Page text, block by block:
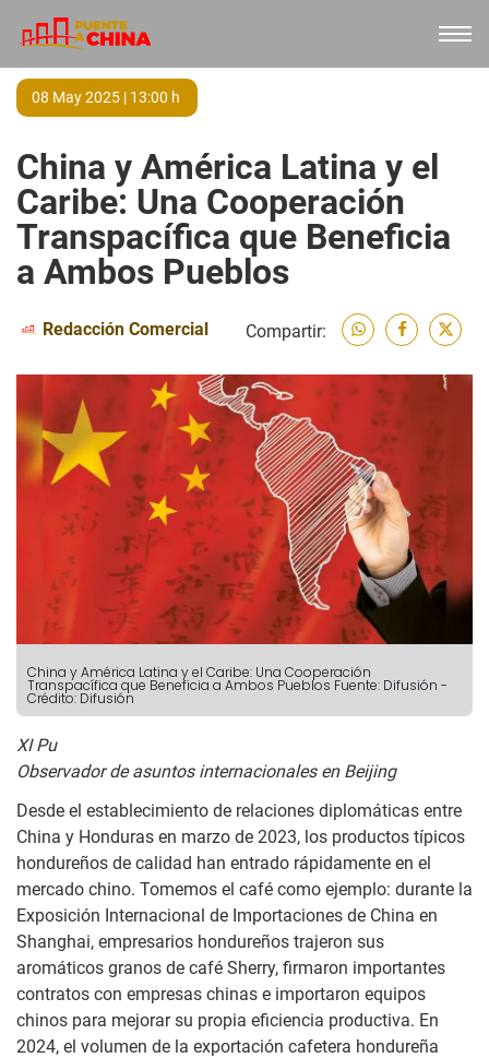
08 May 2025 | 13:00 h
China y América Latina y el
Caribe: Una Cooperación
Transpacífica que Beneficia
a Ambos Pueblos
Redacción Comercial Compartir:
China y América Latina y el Caribe: Una Cooperación
Transpacífica que Beneficia a Ambos Pueblos Fuente: Difusión -
Crédito: Difusión
XI Pu
Observador de asuntos internacionales en Beijing
Desde el establecimiento de relaciones diplomáticas entre
China y Honduras en marzo de 2023, los productos típicos
hondureños de calidad han entrado rápidamente en el
mercado chino. Tomemos el café como ejemplo: durante la
Exposición Internacional de Importaciones de China en
Shanghai, empresarios hondureños trajeron sus
aromáticos granos de café Sherry, firmaron importantes
contratos con empresas chinas e importaron equipos
chinos para mejorar su propia eficiencia productiva. En
2024, el volumen de la exportación cafetera hondureña